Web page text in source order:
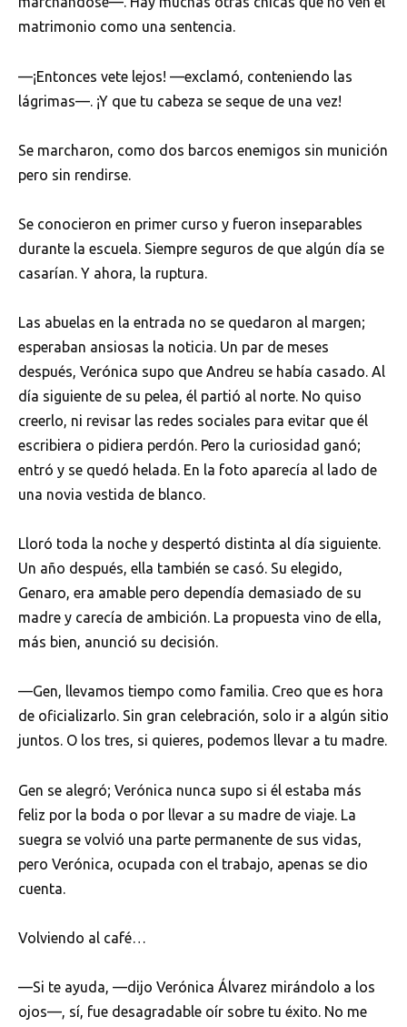
matrimonio como una sentencia.
—¡Entonces vete lejos! —exclamó, conteniendo las
lágrimas—. ¡Y que tu cabeza se seque de una vez!
Se marcharon, como dos barcos enemigos sin munición
pero sin rendirse.
Se conocieron en primer curso y fueron inseparables
durante la escuela. Siempre seguros de que algún día se
casarían. Y ahora, la ruptura.
Las abuelas en la entrada no se quedaron al margen;
esperaban ansiosas la noticia. Un par de meses
después, Verónica supo que Andreu se había casado. Al
día siguiente de su pelea, él partió al norte. No quiso
creerlo, ni revisar las redes sociales para evitar que él
escribiera o pidiera perdón. Pero la curiosidad ganó;
entró y se quedó helada. En la foto aparecía al lado de
una novia vestida de blanco.
Lloró toda la noche y despertó distinta al día siguiente.
Un año después, ella también se casó. Su elegido,
Genaro, era amable pero dependía demasiado de su
madre y carecía de ambición. La propuesta vino de ella,
más bien, anunció su decisión.
—Gen, llevamos tiempo como familia. Creo que es hora
de oficializarlo. Sin gran celebración, solo ir a algún sitio
juntos. O los tres, si quieres, podemos llevar a tu madre.
Gen se alegró; Verónica nunca supo si él estaba más
feliz por la boda o por llevar a su madre de viaje. La
suegra se volvió una parte permanente de sus vidas,
pero Verónica, ocupada con el trabajo, apenas se dio
cuenta.
Volviendo al café…
—Si te ayuda, —dijo Verónica Álvarez mirándolo a los
ojos—, sí, fue desagradable oír sobre tu éxito. No me